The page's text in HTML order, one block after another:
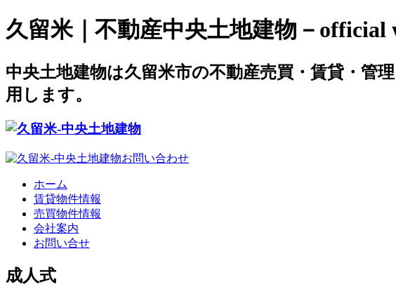
久留米｜不動産中央土地建物－official
中央土地建物は久留米市の不動産売買・賃貸・管
用します。
ホーム
賃貸物件情報
売買物件情報
会社案内
お問い合せ
成人式